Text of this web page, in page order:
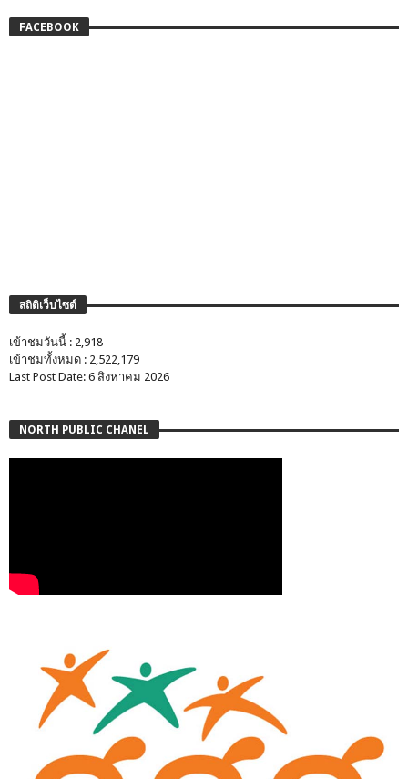
FACEBOOK
สถิติเว็บไซต์
เข้าชมวันนี้ : 2,918
เข้าชมทั้งหมด : 2,522,179
Last Post Date: 6 สิงหาคม 2026
NORTH PUBLIC CHANEL